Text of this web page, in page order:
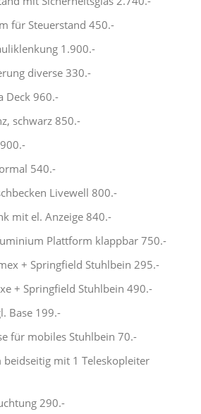
für Steuerstand 450.-
1.900.-
diverse 330.-
Deck 960.-
schwarz 850.-
540.-
Livewell 800.-
mit el. Anzeige 840.-
Plattform klappbar 750.-
+ Springfield Stuhlbein 295.-
+ Springfield Stuhlbein 490.-
Base 199.-
für mobiles Stuhlbein 70.-
mit 1 Teleskopleiter
290.-